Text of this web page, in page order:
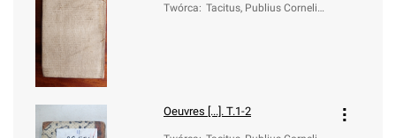
Twórca: Tacitus, Publius Cornelius
Oeuvres [...]. T.1-2